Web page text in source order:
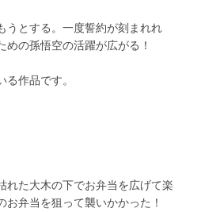
とする。一度誓約が刻まれれ
の孫悟空の活躍が広がる！
作品です。
た大木の下でお弁当を広げて楽
弁当を狙って襲いかかった！